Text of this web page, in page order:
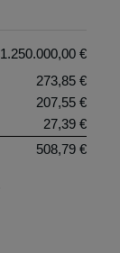
1.250.000,00 €
273,85 €
207,55 €
27,39 €
508,79 €